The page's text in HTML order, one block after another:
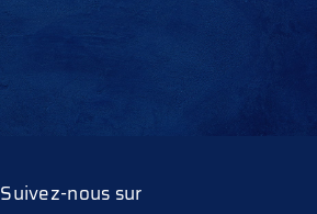
Suivez-nous sur